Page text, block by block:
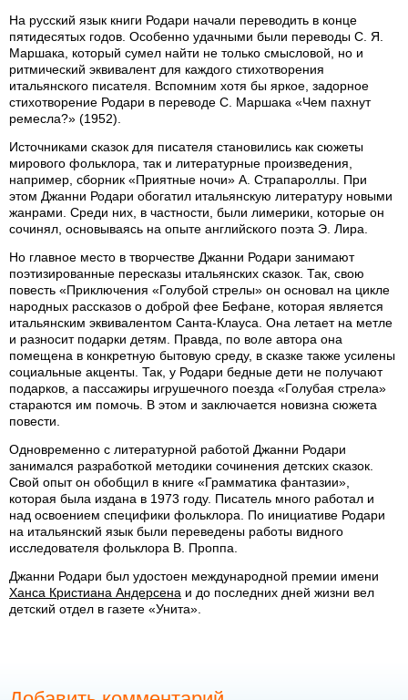
На русский язык книги Родари начали переводить в конце
пятидесятых годов. Особенно удачными были переводы С. Я.
Маршака, который сумел найти не только смысловой, но и
ритмический эквивалент для каждого стихотворения
итальянского писателя. Вспомним хотя бы яркое, задорное
стихотворение Родари в переводе С. Маршака «Чем пахнут
ремесла?» (1952).
Источниками сказок для писателя становились как сюжеты
мирового фольклора, так и литературные произведения,
например, сборник «Приятные ночи» А. Страпароллы. При
этом Джанни Родари обогатил итальянскую литературу новыми
жанрами. Среди них, в частности, были лимерики, которые он
сочинял, основываясь на опыте английского поэта Э. Лира.
Но главное место в творчестве Джанни Родари занимают
поэтизированные пересказы итальянских сказок. Так, свою
повесть «Приключения «Голубой стрелы» он основал на цикле
народных рассказов о доброй фее Бефане, которая является
итальянским эквивалентом Санта-Клауса. Она летает на метле
и разносит подарки детям. Правда, по воле автора она
помещена в конкретную бытовую среду, в сказке также усилены
социальные акценты. Так, у Родари бедные дети не получают
подарков, а пассажиры игрушечного поезда «Голубая стрела»
стараются им помочь. В этом и заключается новизна сюжета
повести.
Одновременно с литературной работой Джанни Родари
занимался разработкой методики сочинения детских сказок.
Свой опыт он обобщил в книге «Грамматика фантазии»,
которая была издана в 1973 году. Писатель много работал и
над освоением специфики фольклора. По инициативе Родари
на итальянский язык были переведены работы видного
исследователя фольклора В. Проппа.
Джанни Родари был удостоен международной премии имени
Ханса Кристиана Андерсена и до последних дней жизни вел
детский отдел в газете «Унита».